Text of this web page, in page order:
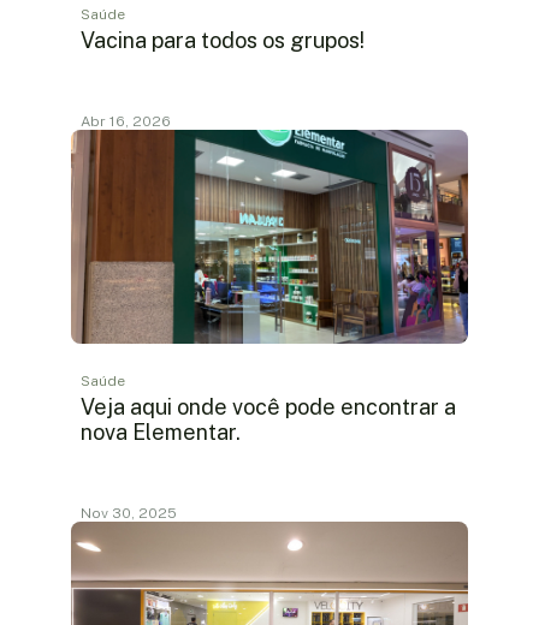
Saúde
Vacina para todos os grupos!
Abr 16, 2026
Saúde
Veja aqui onde você pode encontrar a
nova Elementar.
Nov 30, 2025